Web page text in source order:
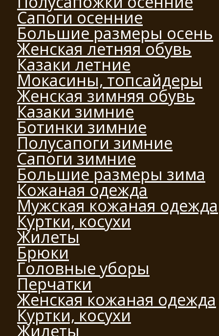
Сапоги осенние
Большие размеры осень
Женская летняя обувь
Казаки летние
Мокасины, топсайдеры
Женская зимняя обувь
Казаки зимние
Ботинки зимние
Полусапоги зимние
Сапоги зимние
Большие размеры зима
Кожаная одежда
Мужская кожаная одежда
Куртки, косухи
Жилеты
Брюки
Головные уборы
Перчатки
Женская кожаная одежда
Куртки, косухи
Жилеты